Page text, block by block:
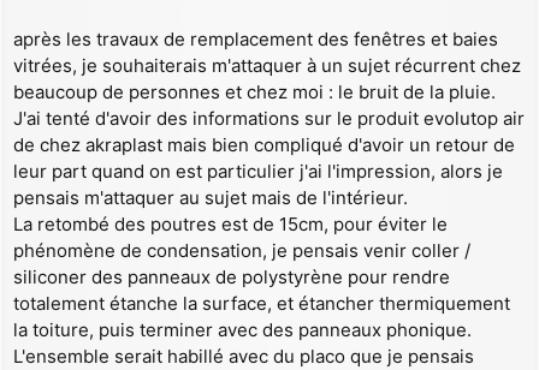
g
e
après les travaux de remplacement des fenêtres et baies
vitrées, je souhaiterais m'attaquer à un sujet récurrent chez
beaucoup de personnes et chez moi : le bruit de la pluie.
J'ai tenté d'avoir des informations sur le produit evolutop air
de chez akraplast mais bien compliqué d'avoir un retour de
leur part quand on est particulier j'ai l'impression, alors je
pensais m'attaquer au sujet mais de l'intérieur.
La retombé des poutres est de 15cm, pour éviter le
phénomène de condensation, je pensais venir coller /
siliconer des panneaux de polystyrène pour rendre
totalement étanche la surface, et étancher thermiquement
la toiture, puis terminer avec des panneaux phonique.
L'ensemble serait habillé avec du placo que je pensais